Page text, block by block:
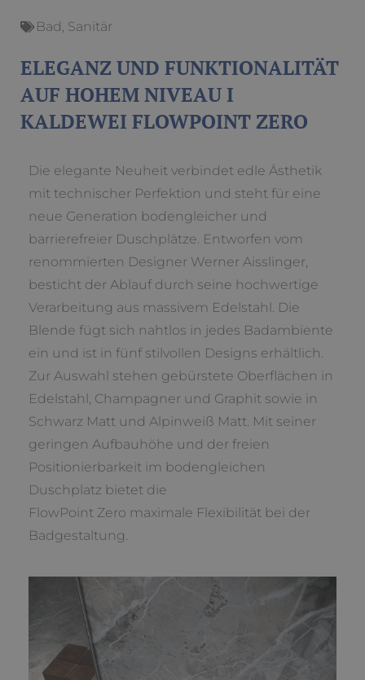
Bad, Sanitär
ELEGANZ UND FUNKTIONALITÄT
AUF HOHEM NIVEAU I
KALDEWEI FLOWPOINT ZERO
Die elegante Neuheit verbindet edle Ästhetik
mit technischer Perfektion und steht für eine
neue Generation bodengleicher und
barrierefreier Duschplätze. Entworfen vom
renommierten Designer Werner Aisslinger,
besticht der Ablauf durch seine hochwertige
Verarbeitung aus massivem Edelstahl. Die
Blende fügt sich nahtlos in jedes Badambiente
ein und ist in fünf stilvollen Designs erhältlich.
Zur Auswahl stehen gebürstete Oberflächen in
Edelstahl, Champagner und Graphit sowie in
Schwarz Matt und Alpinweiß Matt. Mit seiner
geringen Aufbauhöhe und der freien
Positionierbarkeit im bodengleichen
Duschplatz bietet die
FlowPoint Zero maximale Flexibilität bei der
Badgestaltung.